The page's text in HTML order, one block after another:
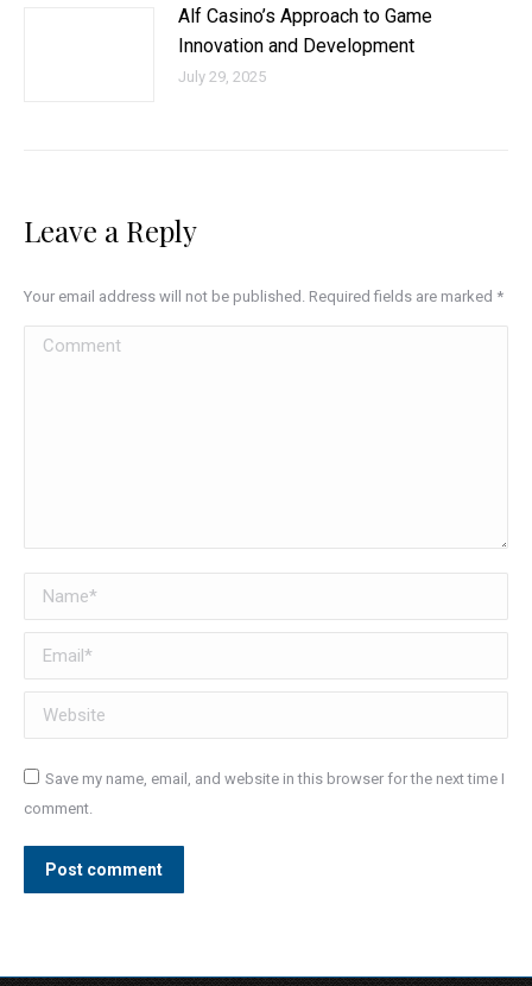
Alf Casino’s Approach to Game
Innovation and Development
July 29, 2025
Leave a Reply
Your email address will not be published. Required fields are marked *
Comment
Name *
Email *
Website
Save my name, email, and website in this browser for the next time I
comment.
Post comment